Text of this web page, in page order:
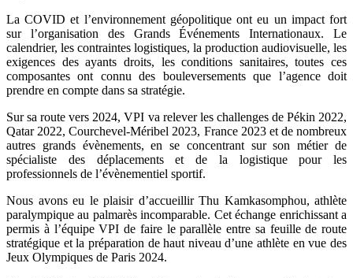
La COVID et l’environnement géopolitique ont eu un impact fort
sur l’organisation des Grands Événements Internationaux. Le
calendrier, les contraintes logistiques, la production audiovisuelle, les
exigences des ayants droits, les conditions sanitaires, toutes ces
composantes ont connu des bouleversements que l’agence doit
prendre en compte dans sa stratégie.
Sur sa route vers 2024, VPI va relever les challenges de Pékin 2022,
Qatar 2022, Courchevel-Méribel 2023, France 2023 et de nombreux
autres grands évènements, en se concentrant sur son métier de
spécialiste des déplacements et de la logistique pour les
professionnels de l’évènementiel sportif.
Nous avons eu le plaisir d’accueillir Thu Kamkasomphou, athlète
paralympique au palmarès incomparable. Cet échange enrichissant a
permis à l’équipe VPI de faire le parallèle entre sa feuille de route
stratégique et la préparation de haut niveau d’une athlète en vue des
Jeux Olympiques de Paris 2024.